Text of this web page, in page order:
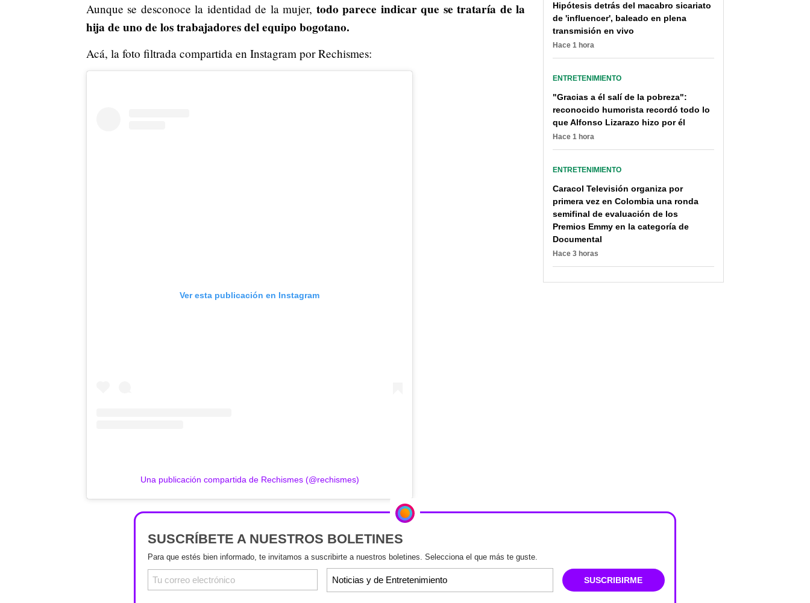
Aunque se desconoce la identidad de la mujer, todo parece indicar que se trataría de la
hija de uno de los trabajadores del equipo bogotano.
Acá, la foto filtrada compartida en Instagram por Rechismes:
Ver esta publicación en Instagram
Una publicación compartida de Rechismes (@rechismes)
Hipótesis detrás del macabro sicariato
de 'influencer', baleado en plena
transmisión en vivo
Hace 1 hora
ENTRETENIMIENTO
"Gracias a él salí de la pobreza":
reconocido humorista recordó todo lo
que Alfonso Lizarazo hizo por él
Hace 1 hora
ENTRETENIMIENTO
Caracol Televisión organiza por
primera vez en Colombia una ronda
semifinal de evaluación de los
Premios Emmy en la categoría de
Documental
Hace 3 horas
SUSCRÍBETE A NUESTROS BOLETINES
Para que estés bien informado, te invitamos a suscribirte a nuestros boletines. Selecciona el que más te guste.
SUSCRIBIRME